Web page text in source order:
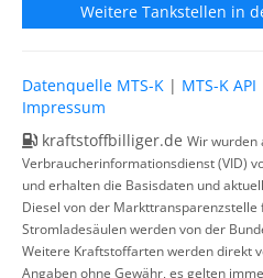
Weitere Tankstellen in
Datenquelle MTS-K | MTS-K API
Impressum
kraftstoffbilliger.de Wir wurden
Verbraucherinformationsdienst (VID)
und erhalten die Basisdaten und
Diesel von der
Stromladesäulen werden von der
Weitere Kraftstoffarten werden direkt
Angaben ohne Gewähr, es gelten